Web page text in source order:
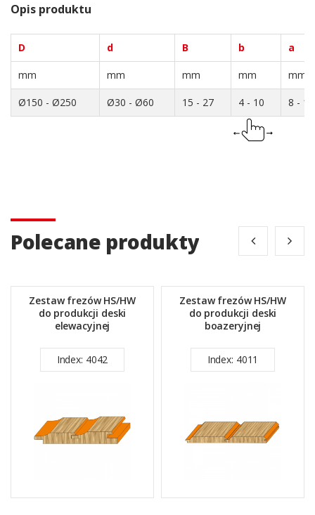
Opis produktu
D d B b a
mm mm mm mm mm
Ø150 - Ø250 Ø30 - Ø60 15 - 27 4 - 10 8 - 14
Polecane produkty
Zestaw frezów HS/HW
do produkcji deski
elewacyjnej
Index: 4042
Zestaw frezów HS/HW
do produkcji deski
boazeryjnej
Index: 4011